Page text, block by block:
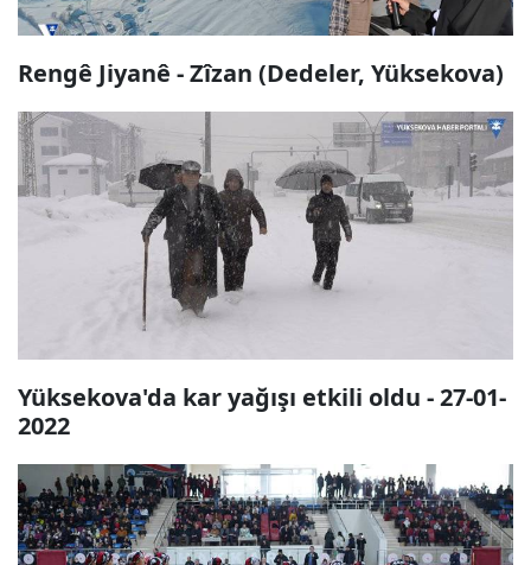
Rengê Jiyanê - Zîzan (Dedeler, Yüksekova)
Yüksekova'da kar yağışı etkili oldu - 27-01-
2022